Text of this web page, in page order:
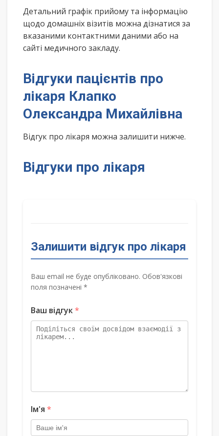
Детальний графік прийому та інформацію
щодо домашніх візитів можна дізнатися за
вказаними контактними даними або на
сайті медичного закладу.
Відгуки пацієнтів про
лікаря Клапко
Олександра Михайлівна
Відгук про лікаря можна залишити нижче.
Відгуки про лікаря
Залишити відгук про лікаря
Ваш email не буде опубліковано. Обов'язкові
поля позначені *
Ваш відгук*
Ім'я *